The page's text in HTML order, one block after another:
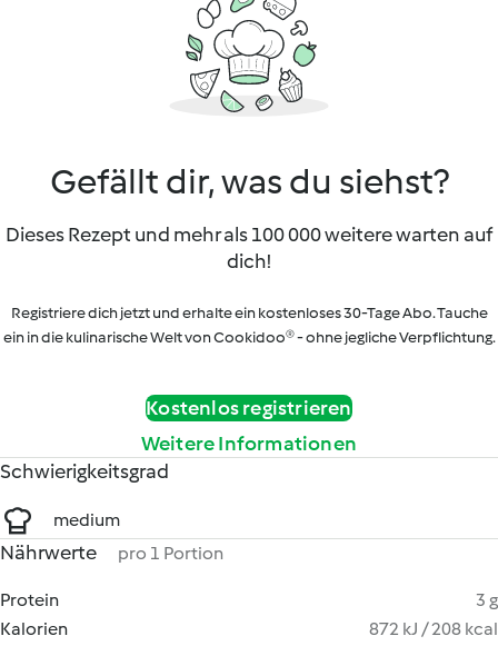
Gefällt dir, was du siehst?
Dieses Rezept und mehr als 100 000 weitere warten auf
dich!
Registriere dich jetzt und erhalte ein kostenloses 30-Tage Abo. Tauche
ein in die kulinarische Welt von Cookidoo® - ohne jegliche Verpflichtung.
Kostenlos registrieren
Weitere Informationen
Schwierigkeitsgrad
medium
Nährwerte pro 1 Portion
Protein
3 g
Kalorien
872 kJ / 208 kcal